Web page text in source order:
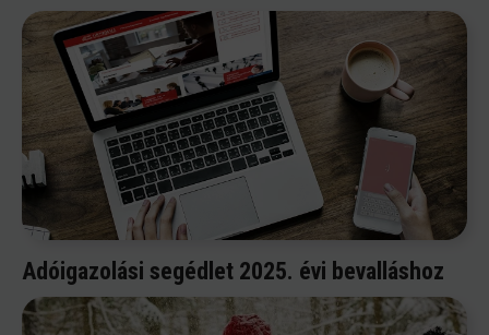
Adóigazolási segédlet 2025. évi bevalláshoz